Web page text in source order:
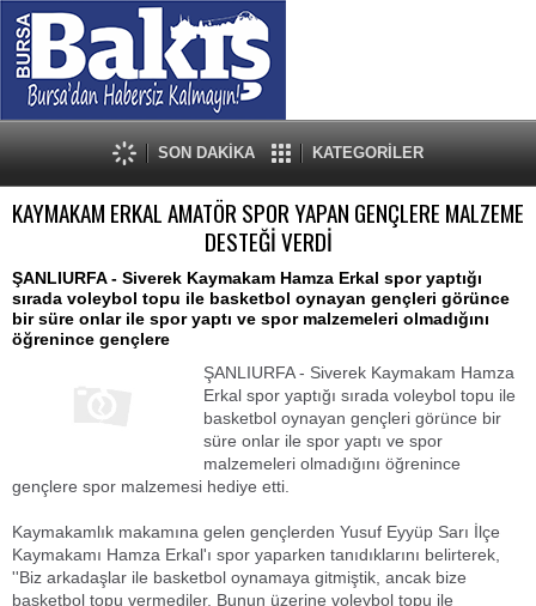
SON DAKİKA KATEGORİLER
KAYMAKAM ERKAL AMATÖR SPOR YAPAN GENÇLERE MALZEME
DESTEĞİ VERDİ
ŞANLIURFA - Siverek Kaymakam Hamza Erkal spor yaptığı
sırada voleybol topu ile basketbol oynayan gençleri görünce
bir süre onlar ile spor yaptı ve spor malzemeleri olmadığını
öğrenince gençlere
ŞANLIURFA - Siverek Kaymakam Hamza
Erkal spor yaptığı sırada voleybol topu ile
basketbol oynayan gençleri görünce bir
süre onlar ile spor yaptı ve spor
malzemeleri olmadığını öğrenince
gençlere spor malzemesi hediye etti.
Kaymakamlık makamına gelen gençlerden Yusuf Eyyüp Sarı İlçe
Kaymakamı Hamza Erkal'ı spor yaparken tanıdıklarını belirterek,
''Biz arkadaşlar ile basketbol oynamaya gitmiştik, ancak bize
basketbol topu vermediler. Bunun üzerine voleybol topu ile